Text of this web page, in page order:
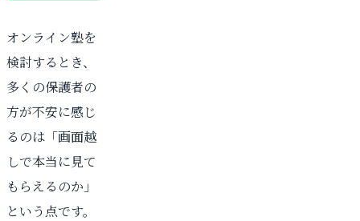
オンライン塾を
検討するとき、
多くの保護者の
方が不安に感じ
るのは「画面越
しで本当に見て
もらえるのか」
という点です。